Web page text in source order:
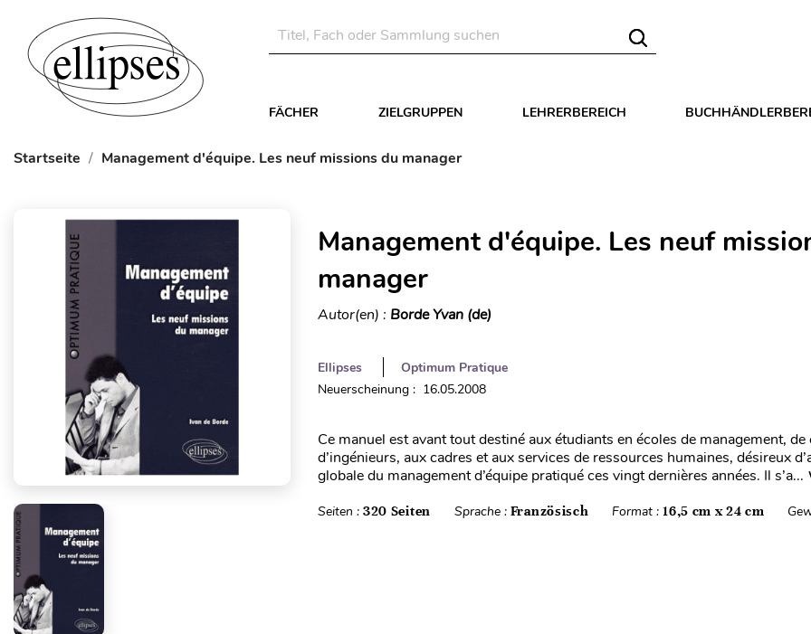
FÄCHER ZIELGRUPPEN LEHRERBEREICH
Startseite Management d'équipe. Les neuf missions du manager
Management d'équipe. Les neuf
manager
Autor(en) : Borde Yvan (de)
Ellipses
Optimum Pratique
Neuerscheinung : 16.05.2008
Ce manuel est avant tout destiné aux étudiants en écoles de management,
d’ingénieurs, aux cadres et aux services de ressources humaines, désireux
globale du management d’équipe pratiqué ces vingt dernières années. Il s’a...
Seiten : 320 Seiten Sprache : Französisch Format :16,5 cm x 24 cm